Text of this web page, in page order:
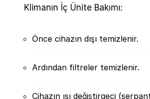
Klimanın İç Ünite Bakımı:
Önce cihazın dışı temizlenir.
Ardından filtreler temizlenir.
Cihazın ısı değiştirgeci